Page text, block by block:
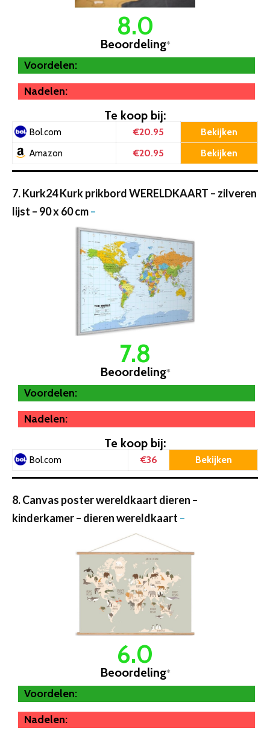
8.0
Beoordeling*
Voordelen:
Nadelen:
Te koop bij:
Bol.com €20.95 Bekijken
Amazon €20.95 Bekijken
7. Kurk24 Kurk prikbord WERELDKAART – zilveren
lijst – 90 x 60 cm–
7.8
Beoordeling*
Voordelen:
Nadelen:
Te koop bij:
Bol.com €36 Bekijken
8. Canvas poster wereldkaart dieren –
kinderkamer – dieren wereldkaart –
6.0
Beoordeling*
Voordelen:
Nadelen: